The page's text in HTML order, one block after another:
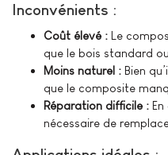
Inconvénients :
Coût élevé : Le
que le bois standard
Moins naturel : Bien
que le composite
Réparation difficile :
nécessaire de